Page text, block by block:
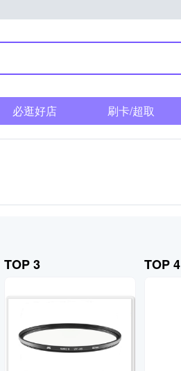
必逛好店 刷卡/超取
TOP 3 TOP 4